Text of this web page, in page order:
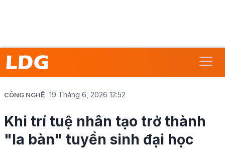
CÔNG NGHỆ 19 Tháng 6, 2026 12:52
Khi trí tuệ nhân tạo trở thành
"la bàn" tuyển sinh đại học